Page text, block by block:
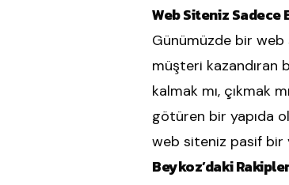
Web Siteniz Sadece
Günümüzde bir web
müşteri kazandıran
kalmak mı, çıkmak
götüren bir yapıda
web siteniz pasif bir
Beykoz’daki